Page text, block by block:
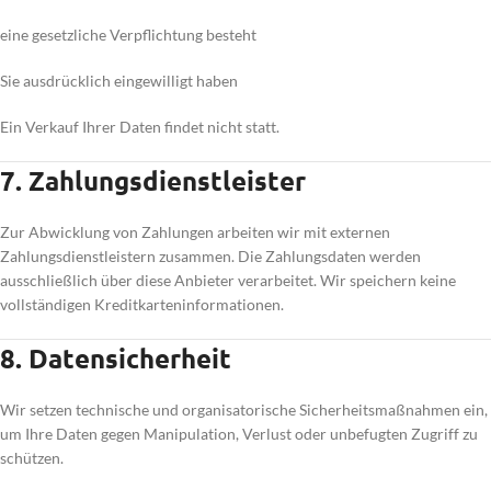
eine gesetzliche Verpflichtung besteht
Sie ausdrücklich eingewilligt haben
Ein Verkauf Ihrer Daten findet nicht statt.
7. Zahlungsdienstleister
Zur Abwicklung von Zahlungen arbeiten wir mit externen
Zahlungsdienstleistern zusammen. Die Zahlungsdaten werden
ausschließlich über diese Anbieter verarbeitet. Wir speichern keine
vollständigen Kreditkarteninformationen.
8. Datensicherheit
Wir setzen technische und organisatorische Sicherheitsmaßnahmen ein,
um Ihre Daten gegen Manipulation, Verlust oder unbefugten Zugriff zu
schützen.